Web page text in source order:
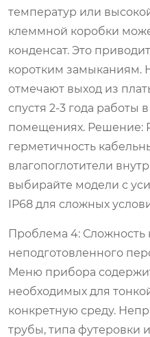
температур или
клеммной коробки
конденсат. Это
коротким замыканиям.
отмечают выход из
спустя 2-3 года работы
помещениях. Решение:
герметичность
влагопоглотители
выбирайте модели с
IP68 для сложных
Проблема 4: Сложность
неподготовленного
Меню прибора
необходимых для
конкретную среду.
трубы, типа футеровки